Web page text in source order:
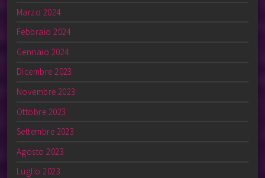
Marzo 2024
Febbraio 2024
Gennaio 2024
Dicembre 2023
Novembre 2023
Ottobre 2023
Settembre 2023
Agosto 2023
Luglio 2023